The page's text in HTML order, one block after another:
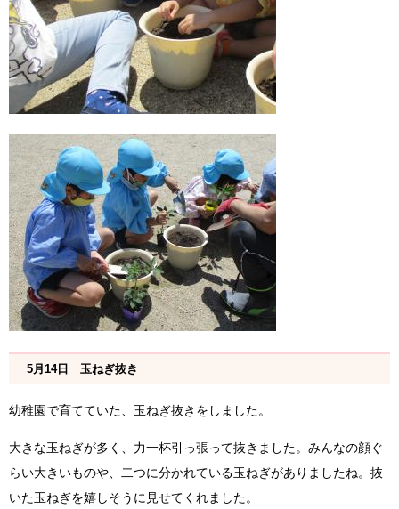
5月14日 玉ねぎ抜き
幼稚園で育てていた、玉ねぎ抜きをしました。
大きな玉ねぎが多く、力一杯引っ張って抜きました。みんなの顔ぐ
らい大きいものや、二つに分かれている玉ねぎがありましたね。抜
いた玉ねぎを嬉しそうに見せてくれました。